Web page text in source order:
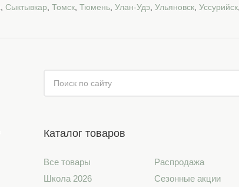
Сыктывкар Томск Тюмень Улан-Удэ Ульяновск Уссурийск
Каталог товаров
Все товары
Школа 2026
Распродажа
Сезонные акции